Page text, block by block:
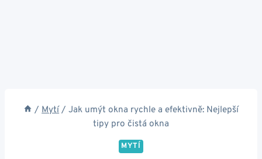
/ Mytí / Jak umýt okna rychle a efektivně: Nejlepší
tipy pro čistá okna
MYTÍ